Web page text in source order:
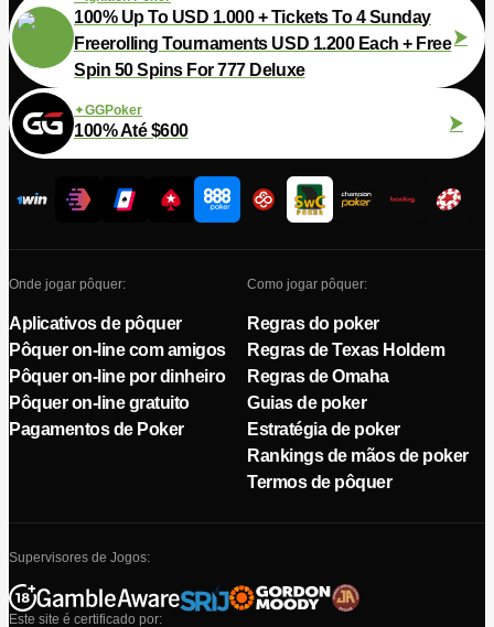
100% Up To USD 1.000 + Tickets To 4 Sunday
Freerolling Tournaments USD 1.200 Each + Free
Spin 50 Spins For 777 Deluxe
GGPoker
100% Até $600
Onde jogar pôquer:
Aplicativos de pôquer
Pôquer on-line com amigos
Pôquer on-line por dinheiro
Pôquer on-line gratuito
Pagamentos de Poker
Como jogar pôquer:
Regras do poker
Regras de Texas Holdem
Regras de Omaha
Guias de poker
Estratégia de poker
Rankings de mãos de poker
Termos de pôquer
Supervisores de Jogos:
Este site é certificado por: